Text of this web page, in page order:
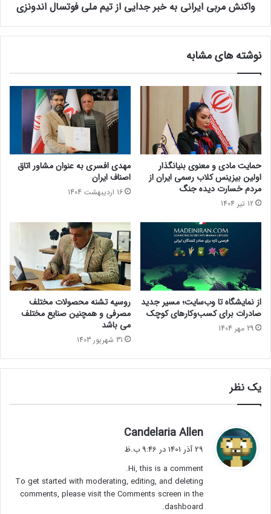
واکنش مربی ایرانی به خبر جدایی از تیم ملی فوتسال اندونزی
نوشته های مشابه
حمایت مادی و معنوی بنیانگذار
اولین بیزینس کلاب رسمی ایران از
مردم خسارت دیده جنگ
12 تیر 1404
مهدی افسری به عنوان مشاور اتاق
اصناف ایران
16 اردیبهشت 1404
از نمایشگاه تا وب‌سایت؛ مسیر جدید
صادرات برای کسب‌وکارهای کوچک
29 مهر 1404
روسیه تشنه محصولات مختلف
مصرفی و همچنین صنایع مختلف
می باشد
31 شهریور 1403
یک نظر
Candelaria Allen
29 آذر 1401 در 9:46 ب.ظ
Hi, this is a comment.
To get started with moderating, editing, and deleting
comments, please visit the Comments screen in the
dashboard.